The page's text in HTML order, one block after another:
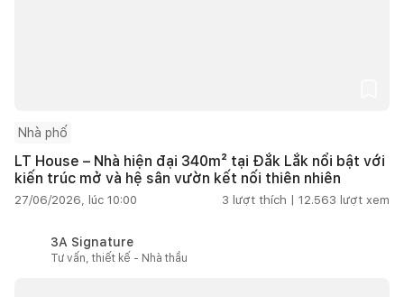
Nhà phố
LT House – Nhà hiện đại 340m² tại Đắk Lắk nổi bật với
kiến trúc mở và hệ sân vườn kết nối thiên nhiên
27/06/2026, lúc 10:00 3 lượt thích | 12.563 lượt xem
3A Signature
Tư vấn, thiết kế - Nhà thầu